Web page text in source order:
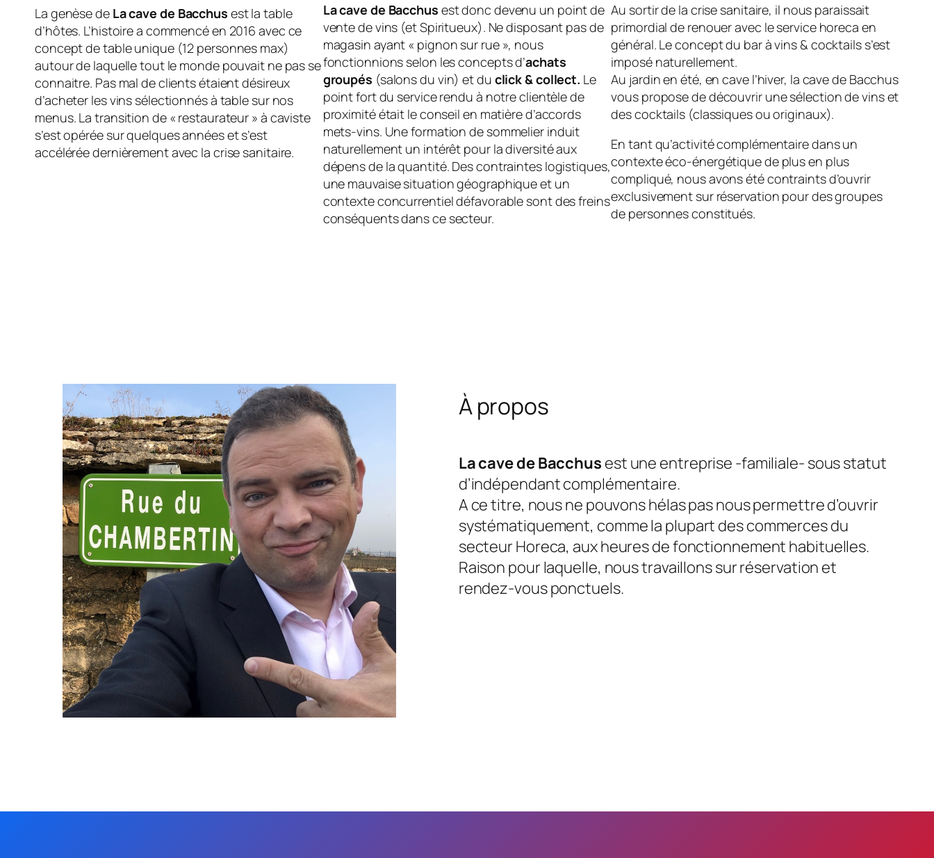
La genèse de La cave de Bacchus est la table
d’hôtes. L’histoire a commencé en 2016 avec ce
concept de table unique (12 personnes max)
autour de laquelle tout le monde pouvait ne pas se
connaitre. Pas mal de clients étaient désireux
d’acheter les vins sélectionnés à table sur nos
menus. La transition de « restaurateur » à caviste
s’est opérée sur quelques années et s’est
accélérée dernièrement avec la crise sanitaire.
La cave de Bacchus est donc devenu un point de
vente de vins (et Spiritueux). Ne disposant pas de
magasin ayant « pignon sur rue », nous
fonctionnions selon les concepts d’achats
groupés (salons du vin) et du click & collect. Le
point fort du service rendu à notre clientèle de
proximité était le conseil en matière d’accords
mets-vins. Une formation de sommelier induit
naturellement un intérêt pour la diversité aux
dépens de la quantité. Des contraintes logistiques,
une mauvaise situation géographique et un
contexte concurrentiel défavorable sont des freins
conséquents dans ce secteur.
Au sortir de la crise sanitaire, il nous paraissait
primordial de renouer avec le service horeca en
général. Le concept du bar à vins & cocktails s’est
imposé naturellement.
Au jardin en été, en cave l’hiver, la cave de Bacchus
vous propose de découvrir une sélection de vins et
des cocktails (classiques ou originaux).
En tant qu’activité complémentaire dans un
contexte éco-énergétique de plus en plus
compliqué, nous avons été contraints d’ouvrir
exclusivement sur réservation pour des groupes
de personnes constitués.
À propos
La cave de Bacchus est une entreprise -familiale- sous statut
d’indépendant complémentaire.
A ce titre, nous ne pouvons hélas pas nous permettre d’ouvrir
systématiquement, comme la plupart des commerces du
secteur Horeca, aux heures de fonctionnement habituelles.
Raison pour laquelle, nous travaillons sur réservation et
rendez-vous ponctuels.